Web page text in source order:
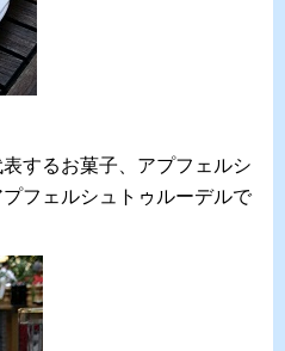
するお菓子、アプフェルシ
フェルシュトゥルーデルで